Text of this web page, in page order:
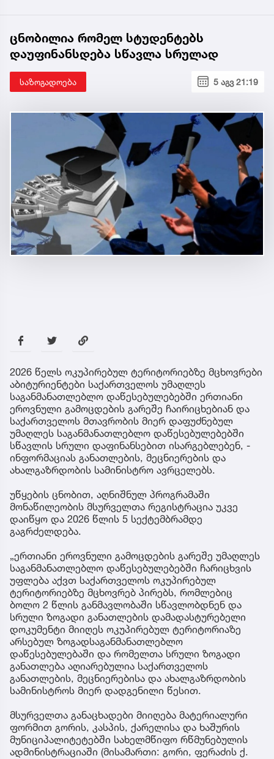
ცნობილია რომელ სტუდენტებს
დაუფინანსდება სწავლა სრულად
საზოგადოება 5 აგვ 21:19
2026 წელს ოკუპირებულ ტერიტორიებზე მცხოვრები
აბიტურიენტები საქართველოს უმაღლეს
საგანმანათლებლო დაწესებულებებში ერთიანი
ეროვნული გამოცდების გარეშე ჩაირიცხებიან და
საქართველოს მთავრობის მიერ დაფუძნებულ
უმაღლეს საგანმანათლებლო დაწესებულებებში
სწავლის სრული დაფინანსებით ისარგებლებენ, -
ინფორმაციას განათლების, მეცნიერების და
ახალგაზრდობის სამინისტრო ავრცელებს.
უწყების ცნობით, აღნიშნულ პროგრამაში
მონაწილეობის მსურველთა რეგისტრაცია უკვე
დაიწყო და 2026 წლის 5 სექტემბრამდე
გაგრძელდება.
„ერთიანი ეროვნული გამოცდების გარეშე უმაღლეს
საგანმანათლებლო დაწესებულებებში ჩარიცხვის
უფლება აქვთ საქართველოს ოკუპირებულ
ტერიტორიებზე მცხოვრებ პირებს, რომლებიც
ბოლო 2 წლის განმავლობაში სწავლობდნენ და
სრული ზოგადი განათლების დამადასტურებელი
დოკუმენტი მიიღეს ოკუპირებულ ტერიტორიაზე
არსებულ ზოგადსაგანმანათლებლო
დაწესებულებაში და რომელთა სრული ზოგადი
განათლება აღიარებულია საქართველოს
განათლების, მეცნიერებისა და ახალგაზრდობის
სამინისტროს მიერ დადგენილი წესით.
მსურველთა განაცხადები მიიღება მატერიალური
ფორმით გორის, კასპის, ქარელისა და ხაშურის
მუნიციპალიტეტებში სახელმწიფო რწმუნებულის
ადმინისტრაციაში (მისამართი: გორი, ფერაძის ქ.